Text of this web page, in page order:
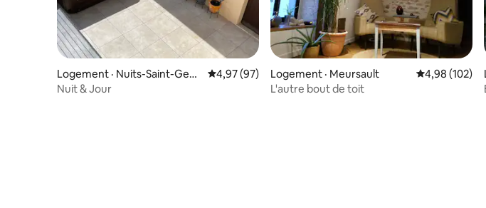
Logement · Nuits-Saint-Geor
ges
Note moyenne de 4,97 sur 5, 97 commentaires
4,97 (97)
Nuit & Jour
Logement · Meursault Note
4,98 (102)
L'autre bout de toit